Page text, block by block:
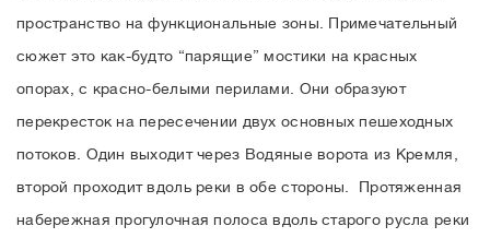
пространство на функциональные зоны. Примечательный
сюжет это как-будто “парящие” мостики на красных
опорах, с красно-белыми перилами. Они образуют
перекресток на пересечении двух основных пешеходных
потоков. Один выходит через Водяные ворота из Кремля,
второй проходит вдоль реки в обе стороны. Протяженная
набережная прогулочная полоса вдоль старого русла реки